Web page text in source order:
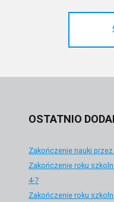
OSTATNIO
Zakończenie nauki
Zakończenie roku
4-7
Zakończenie roku